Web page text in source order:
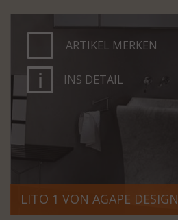
ARTIKEL MERKEN
INS DETAIL
LITO 1 VON AGAPE DESIGN